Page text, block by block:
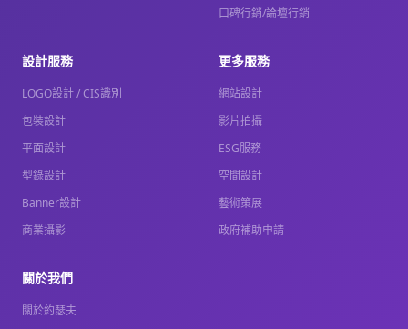
口碑行銷/論壇行銷
設計服務
LOGO設計 / CIS識別
包裝設計
平面設計
型錄設計
Banner設計
商業攝影
更多服務
網站設計
影片拍攝
ESG服務
空間設計
藝術策展
政府補助申請
關於我們
關於約瑟夫